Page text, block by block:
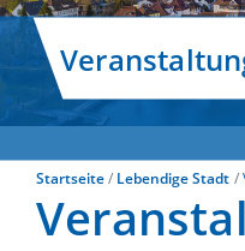
Startseite Lebendige Stadt